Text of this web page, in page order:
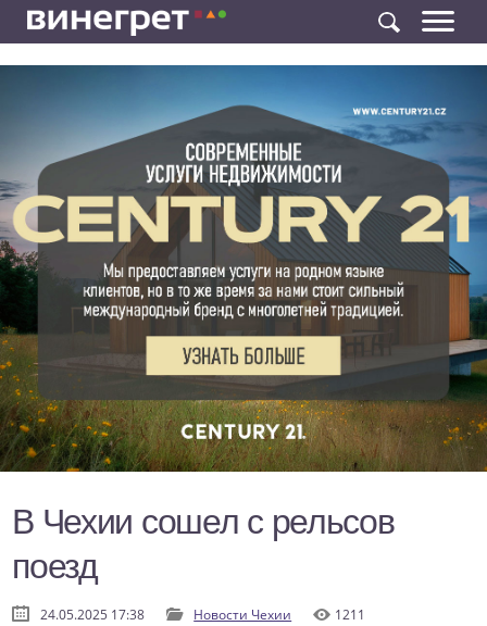
В Чехии сошел с рельсов
поезд
24.05.2025 17:38 Новости Чехии 1211